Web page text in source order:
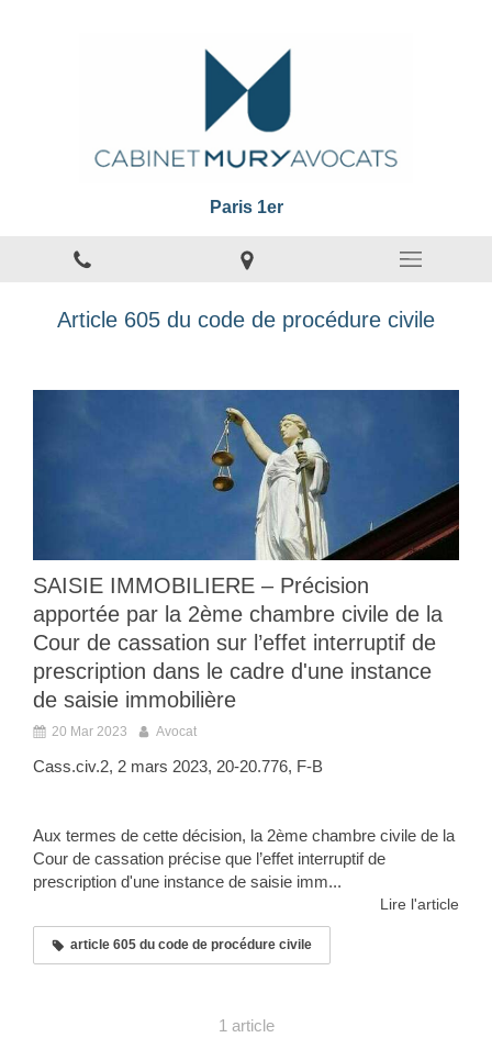
Paris 1er
Article 605 du code de procédure civile
SAISIE IMMOBILIERE – Précision
apportée par la 2ème chambre civile de la
Cour de cassation sur l’effet interruptif de
prescription dans le cadre d'une instance
de saisie immobilière
20 Mar 2023 Avocat
Cass.civ.2, 2 mars 2023, 20-20.776, F-B
Aux termes de cette décision, la 2ème chambre civile de la
Cour de cassation précise que l’effet interruptif de
prescription d'une instance de saisie imm...
Lire l'article
article 605 du code de procédure civile
1 article